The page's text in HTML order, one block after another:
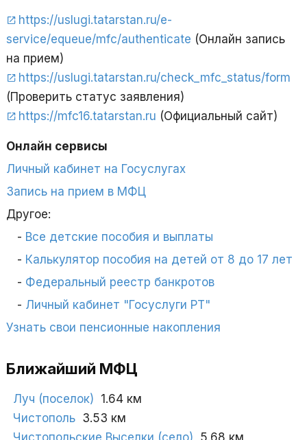
https://uslugi.tatarstan.ru/e-
service/equeue/mfc/authenticate (Онлайн запись
на прием)
https://uslugi.tatarstan.ru/check_mfc_status/form
(Проверить статус заявления)
https://mfc16.tatarstan.ru (Официальный сайт)
Онлайн сервисы
Личный кабинет на Госуслугах
Запись на прием в МФЦ
Другое:
Все детские пособия и выплаты
Калькулятор пособия на детей от 8 до 17 лет
Федеральный реестр банкротов
Личный кабинет "Госуслуги РТ"
Узнать свои пенсионные накопления
Ближайший МФЦ
Луч (поселок) 1.64 км
Чистополь 3.53 км